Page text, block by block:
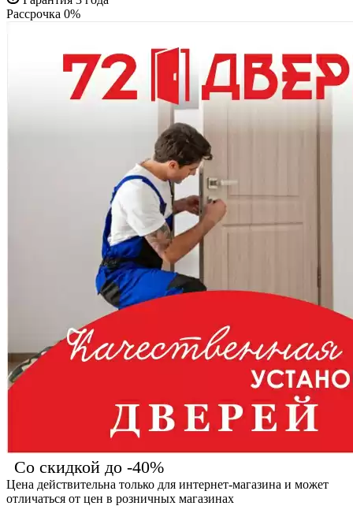
Рассрочка 0%
Со скидкой до -40%
Цена действительна только для интернет-магазина и может
отличаться от цен в розничных магазинах